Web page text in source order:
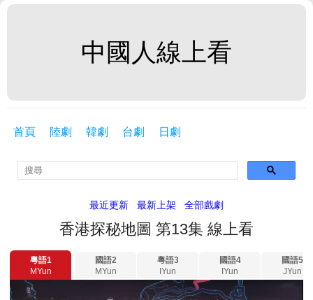
中國人線上看
首頁 陸劇 韓劇 台劇 日劇
最近更新 最新上架 全部戲劇
香港探秘地圖 第13集 線上看
粵語1
MYun
國語2
MYun
粵語3
IYun
國語4
IYun
國語5
JYun